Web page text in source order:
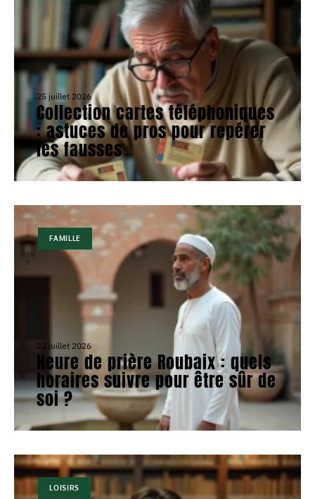
25 juillet 2026
Collection cartes téléphoniques
: astuces de pros pour repérer
les fausses
FAMILLE
22 juillet 2026
Heure de prière Roubaix : quels
horaires suivre pour être sûr de
soi ?
LOISIRS